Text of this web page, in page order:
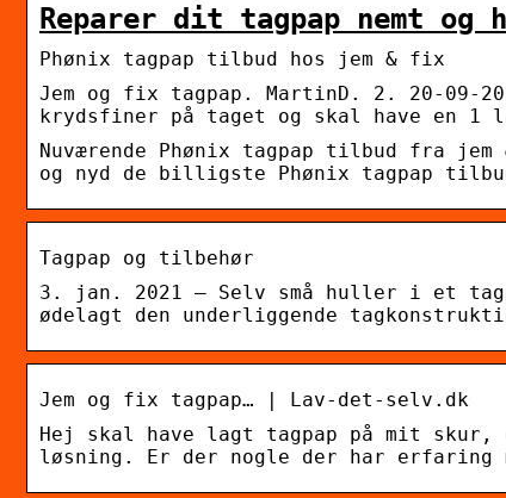
Reparer dit tagpap nemt
Phønix tagpap tilbud hos jem & fix
Jem og fix tagpap. MartinD. 2. 20-09-
krydsfiner på taget og skal have en 1
Nuværende Phønix tagpap tilbud fra
og nyd de billigste Phønix tagpap
Tagpap og tilbehør
3. jan. 2021 — Selv små huller i et
ødelagt den underliggende
Jem og fix tagpap… | Lav-det-selv.dk
Hej skal have lagt tagpap på mit
løsning. Er der nogle der har erfaring